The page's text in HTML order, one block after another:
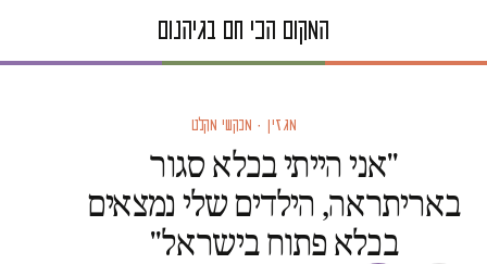
מגזין · מבקשי מקלט
"אני הייתי בכלא סגור
באריתראה, הילדים שלי נמצאים
בכלא פתוח בישראל"